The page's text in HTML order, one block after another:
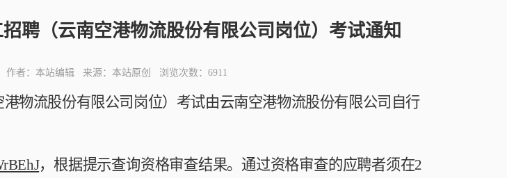
聘（云南空港物流股份有限公司岗位）考试通知
作者：本站编辑 来源：本站原创 浏览次数： 6911
物流股份有限公司岗位）考试由云南空港物流股份有限公司自行
，根据提示查询资格审查结果。通过资格审查的应聘者须在2